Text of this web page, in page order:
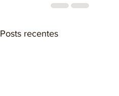
Posts recentes